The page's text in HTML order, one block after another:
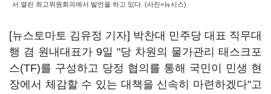
서 열린 최고위원회의에서 발언을 하고 있다. (사진=뉴시스)
[뉴스토마토 김유정 기자] 박찬대 민주당 대표 직무대
행 겸 원내대표가 9일 "당 차원의 물가관리 태스크포
스(TF)를 구성하고 당정 협의를 통해 국민이 민생 현
장에서 체감할 수 있는 대책을 신속히 마련하겠다"고